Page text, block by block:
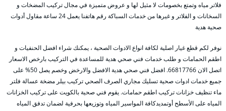
فلاتر مياه وتمتع بخصومات لا مثيل لها و عروض متميزة في مجال تركيب المضخات و
السخانات و الفلاتر و غيرها من خدمات السباكة رقم هاتفنا يعمل 24 ساعة مقاول أدوات
صحية هدية
نوفر لكم قطع غيار اصلية لكافة انواع الادوات الصحية ، يمكنك شراء افضل الحنفيات و
اطقم الحمامات و طلب خدمات فني صحي هدية للمساعدة في التركيب بارخص الاسعار
اتصل الان 66817766. افضل فني صحي هدية الافضل والارخض وخصم يصل 50% على
جميع خدمات ادوات صحية تسليك مجاري الصرف الصحي تركيب بيلر مضخة عسالة فلتر
ماء تنظيف خزانات تركيب اطقم حمامات. يقوم فني صحية بالكويت على تركيب الخزانات
المياه على الأسطح أوتمديدكافة المواسير المياه وتوزيعها بحرفية لضمان تدفق المياه